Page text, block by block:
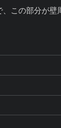
この部分が